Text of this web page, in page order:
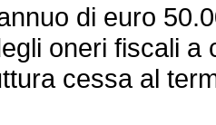
di euro
oneri fiscali
cessa al